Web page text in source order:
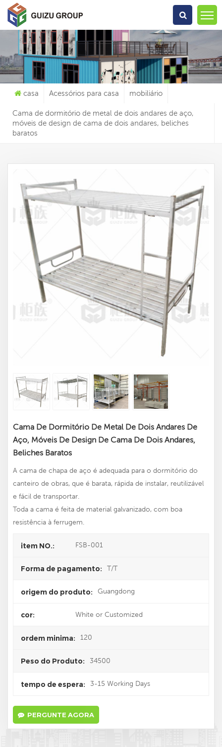
O Que Você Está Procurando?
casa Acessórios para casa mobiliário
Cama de dormitório de metal de dois andares de aço,
móveis de design de cama de dois andares, beliches
baratos
Cama De Dormitório De Metal De Dois Andares De
Aço, Móveis De Design De Cama De Dois Andares,
Beliches Baratos
A cama de chapa de aço é adequada para o dormitório do
canteiro de obras, que é barata, rápida de instalar, reutilizável
e fácil de transportar.
Toda a cama é feita de material galvanizado, com boa
resistência à ferrugem.
item NO.: FSB-001
Forma de pagamento: T/T
origem do produto: Guangdong
cor: White or Customized
ordem minima: 120
Peso do Produto: 34500
tempo de espera: 3-15 Working Days
PERGUNTE AGORA